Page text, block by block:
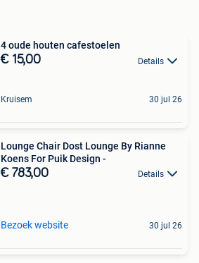
4 oude houten cafestoelen
€ 15,00 Details
Kruisem 30 jul 26
Lounge Chair Dost Lounge By Rianne
Koens For Puik Design -
€ 783,00 Details
Bezoek website 30 jul 26